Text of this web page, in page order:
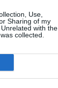
Use,
Sharing of my
with the
collected.
δολοφονία